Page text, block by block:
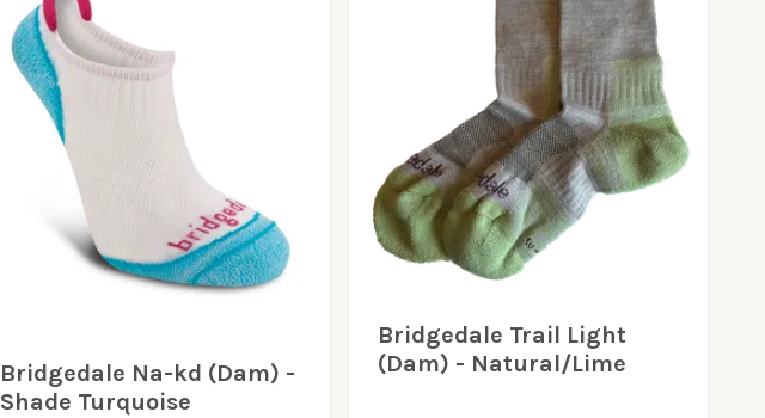
Bridgedale Na-kd (Dam) -
Shade Turquoise
Bridgedale Trail Light
(Dam) - Natural/Lime